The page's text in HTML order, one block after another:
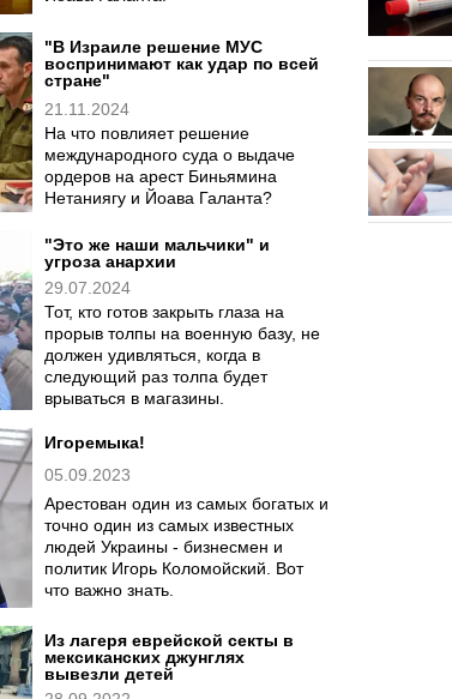
"В Израиле решение МУС
воспринимают как удар по всей
стране"
21.11.2024
На что повлияет решение
международного суда о выдаче
ордеров на арест Биньямина
Нетаниягу и Йоава Галанта?
"Это же наши мальчики" и
угроза анархии
29.07.2024
Тот, кто готов закрыть глаза на
прорыв толпы на военную базу, не
должен удивляться, когда в
следующий раз толпа будет
врываться в магазины.
Игоремыка!
05.09.2023
Арестован один из самых богатых и
точно один из самых известных
людей Украины - бизнесмен и
политик Игорь Коломойский. Вот
что важно знать.
Из лагеря еврейской секты в
мексиканских джунглях
вывезли детей